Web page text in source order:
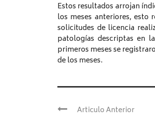
Estos resultados arrojan
los meses anteriores, esto
solicitudes de licencia
patologías descriptas en
primeros meses se
de los meses.
Articulo Anterior